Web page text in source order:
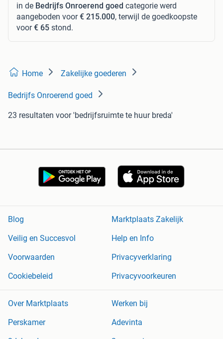
in de Bedrijfs Onroerend goed categorie werd
aangeboden voor€ 215.000, terwijl de goedkoopste
voor€ 65 stond.
Home Zakelijke goederen
Bedrijfs Onroerend goed
23 resultaten voor 'bedrijfsruimte te huur breda'
Blog
Marktplaats Zakelijk
Veilig en Succesvol
Help en Info
Voorwaarden
Privacyverklaring
Cookiebeleid
Privacyvoorkeuren
Over Marktplaats
Werken bij
Perskamer
Adevinta